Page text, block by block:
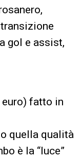
gol e assist,
fatto in
quella qualità
è la “luce”